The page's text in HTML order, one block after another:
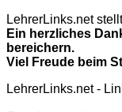
LehrerLinks.net
Ein herzliches
bereichern.
Viel Freude beim
LehrerLinks.net -